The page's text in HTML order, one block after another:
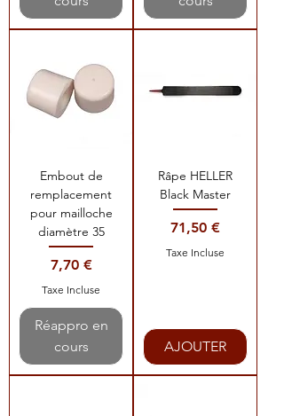
Embout de
remplacement
pour mailloche
diamètre 35
Prix
7,70 €
Taxe Incluse
Réappro en
cours
Râpe HELLER
Black Master
Prix
71,50 €
Taxe Incluse
AJOUTER